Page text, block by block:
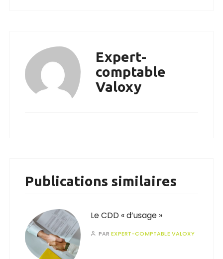
Expert-
comptable
Valoxy
Publications similaires
Le CDD « d’usage »
PAREXPERT-COMPTABLE VALOXY